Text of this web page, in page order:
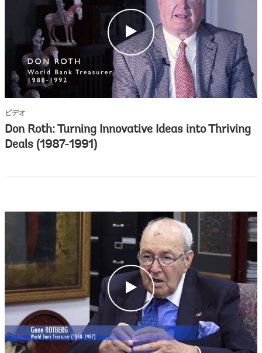
c
l
i
c
k
ビデオ
Don Roth: Turning Innovative Ideas into Thriving
Deals (1987-1991)
c
i
c
k